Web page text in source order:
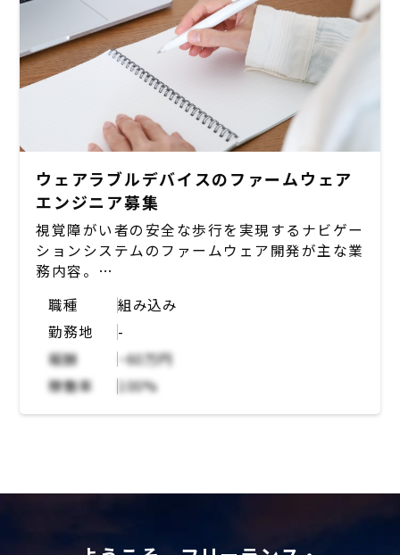
ウェアラブルデバイスのファームウェア
エンジニア募集
視覚障がい者の安全な歩行を実現するナビゲー
ションシステムのファームウェア開発が主な業
務内容。
・組込みファームウェアの開発
・要求分析・要件定義・設計・開発・検証・運
用
・IoT機器の組み込み開発
・センサーデータの利活用、また制御アルゴリ
ズムの開発
を用いた技術利用
職種
組み込み
勤務地
-
報酬
~60万円
稼働率
100%